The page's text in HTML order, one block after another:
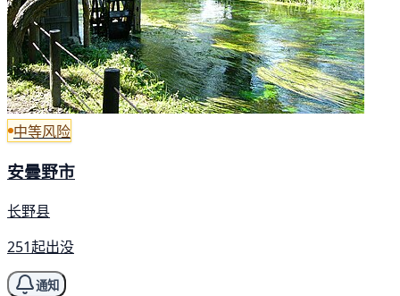
中等风险
安曇野市
长野县
251起出没
通知